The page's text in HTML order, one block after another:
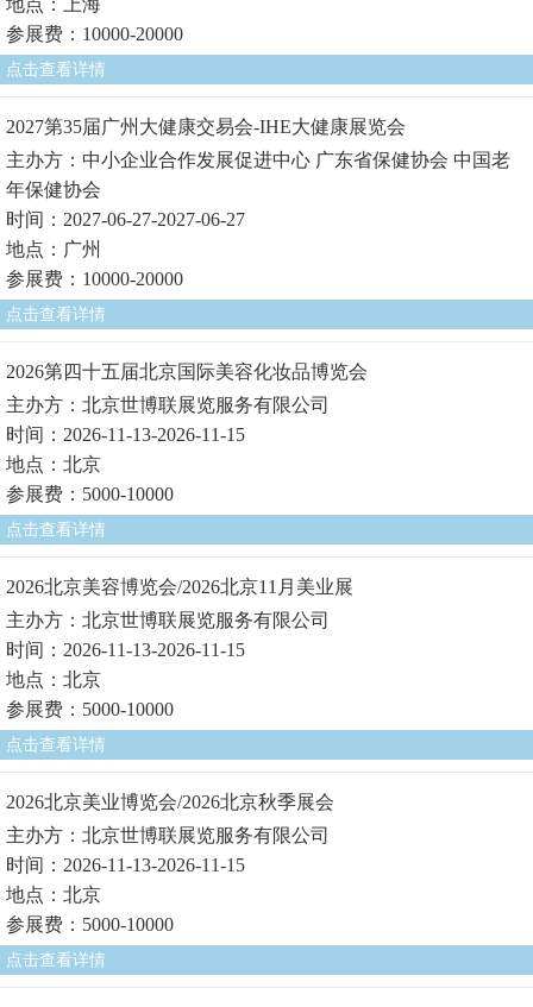
地点：上海
参展费：10000-20000
点击查看详情
2027第35届广州大健康交易会-IHE大健康展览会
主办方：中小企业合作发展促进中心 广东省保健协会 中国老
年保健协会
时间：2027-06-27-2027-06-27
地点：广州
参展费：10000-20000
点击查看详情
2026第四十五届北京国际美容化妆品博览会
主办方：北京世博联展览服务有限公司
时间：2026-11-13-2026-11-15
地点：北京
参展费：5000-10000
点击查看详情
2026北京美容博览会/2026北京11月美业展
主办方：北京世博联展览服务有限公司
时间：2026-11-13-2026-11-15
地点：北京
参展费：5000-10000
点击查看详情
2026北京美业博览会/2026北京秋季展会
主办方：北京世博联展览服务有限公司
时间：2026-11-13-2026-11-15
地点：北京
参展费：5000-10000
点击查看详情